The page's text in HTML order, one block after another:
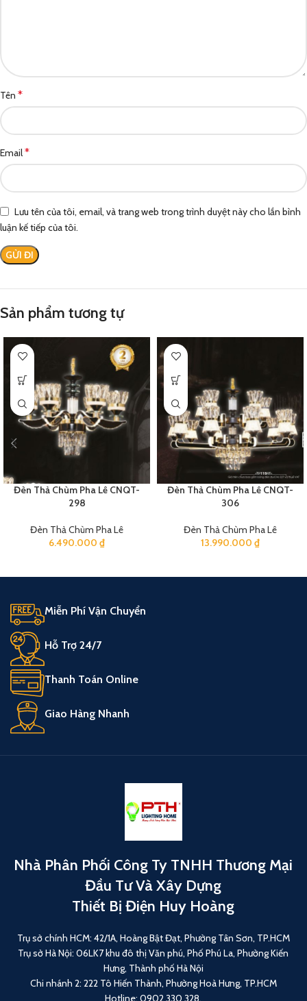
Tên *
Email*
Lưu tên của tôi, email, và trang web trong trình duyệt này cho lần bình
luận kế tiếp của tôi.
Sản phẩm tương tự
Đèn Thả Chùm Pha Lê CNQT-
298
Đèn Thả Chùm Pha Lê
6.490.000 ₫
Đèn Thả Chùm Pha Lê CNQT-
306
Đèn Thả Chùm Pha Lê
13.990.000 ₫
Miễn Phí Vận Chuyển
Hỗ Trợ 24/7
Thanh Toán Online
Giao Hàng Nhanh
Nhà Phân Phối Công Ty TNHH Thương Mại
Đầu Tư Và Xây Dựng
Thiết Bị Điện Huy Hoàng
Trụ sở chính HCM: 42/1A, Hoàng Bật Đạt, Phường Tân Sơn, TP.HCM
Trụ sở Hà Nội: 06LK7 khu đô thị Văn phú, Phố Phú La, Phường Kiến
Hưng, Thành phố Hà Nội
Chi nhánh 2: 222 Tô Hiến Thành, Phường Hoà Hưng, TP.HCM
Hotline: 0902 330 328.